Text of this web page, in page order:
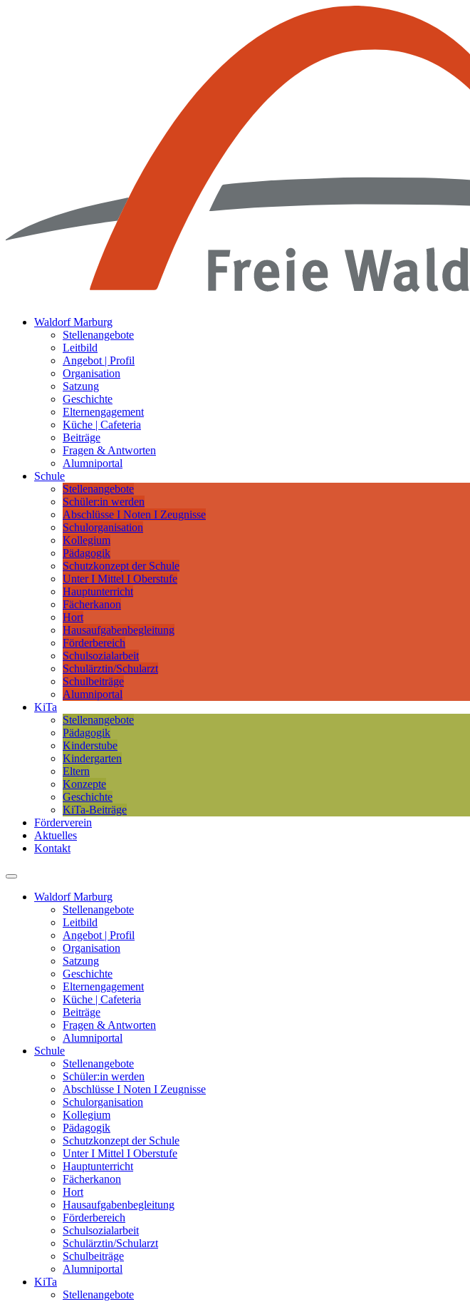
Waldorf Marburg
Stellenangebote
Leitbild
Angebot | Profil
Organisation
Satzung
Geschichte
Elternengagement
Küche | Cafeteria
Beiträge
Fragen & Antworten
Alumniportal
Schule
Stellenangebote
Schüler:in werden
Abschlüsse I Noten I Zeugnisse
Schulorganisation
Kollegium
Pädagogik
Schutzkonzept der Schule
Unter I Mittel I Oberstufe
Hauptunterricht
Fächerkanon
Hort
Hausaufgabenbegleitung
Förderbereich
Schulsozialarbeit
Schulärztin/Schularzt
Schulbeiträge
Alumniportal
KiTa
Stellenangebote
Pädagogik
Kinderstube
Kindergarten
Eltern
Konzepte
Geschichte
KiTa-Beiträge
Förderverein
Aktuelles
Kontakt
Waldorf Marburg
Stellenangebote
Leitbild
Angebot | Profil
Organisation
Satzung
Geschichte
Elternengagement
Küche | Cafeteria
Beiträge
Fragen & Antworten
Alumniportal
Schule
Stellenangebote
Schüler:in werden
Abschlüsse I Noten I Zeugnisse
Schulorganisation
Kollegium
Pädagogik
Schutzkonzept der Schule
Unter I Mittel I Oberstufe
Hauptunterricht
Fächerkanon
Hort
Hausaufgabenbegleitung
Förderbereich
Schulsozialarbeit
Schulärztin/Schularzt
Schulbeiträge
Alumniportal
KiTa
Stellenangebote